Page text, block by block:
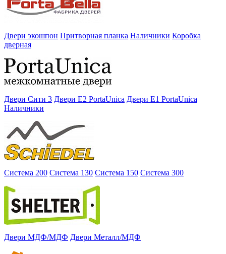
Двери экошпон Притворная планка Наличники Коробка
дверная
Двери Сити 3 Двери E2 PortaUnica Двери E1 PortaUnica
Наличники
Система 200 Система 130 Система 150 Система 300
Двери МДФ/МДФ Двери Металл/МДФ